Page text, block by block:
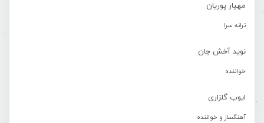
مهیار پوریان
ترانه سرا
نوید آخش جان
خواننده
ایوب گلزاری
آهنگساز و خواننده